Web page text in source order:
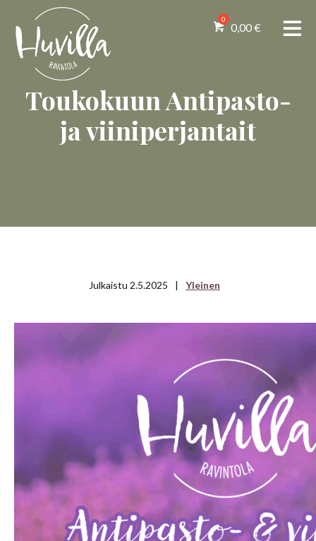
0,00€
Toukokuun Antipasto-
ja viiniperjantait
Julkaistu 2.5.2025 | Yleinen